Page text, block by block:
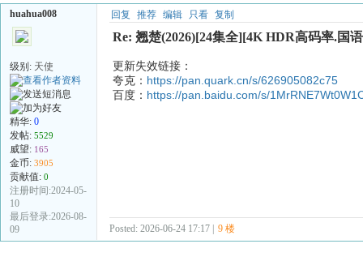
huahua008
级别: 天使
精华: 0
发帖: 5529
威望: 165
金币: 3905
贡献值: 0
注册时间:2024-05-
10
最后登录:2026-08-
09
回复 推荐 编辑 只看 复制
Re: 翘楚(2026)[24集全][4K HDR高码率.国
更新失效链接：
夸克： https://pan.quark.cn/s/626905082c75
百度： https://pan.baidu.com/s/
Posted: 2026-06-24 17:17 | 9 楼